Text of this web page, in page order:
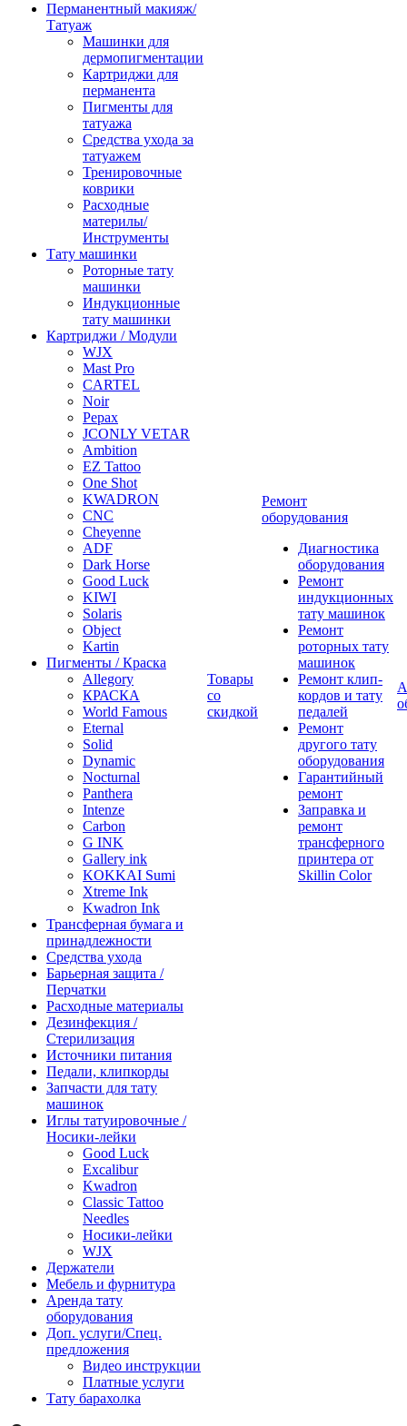
Перманентный макияж/
Татуаж
Машинки для
дермопигментации
Картриджи для
перманента
Пигменты для
татуажа
Средства ухода за
татуажем
Тренировочные
коврики
Расходные
материлы/
Инструменты
Тату машинки
Роторные тату
машинки
Индукционные
тату машинки
Картриджи / Модули
WJX
Mast Pro
CARTEL
Noir
Pepax
JCONLY VETAR
Ambition
EZ Tattoo
One Shot
KWADRON
CNC
Cheyenne
ADF
Dark Horse
Good Luck
KIWI
Solaris
Object
Kartin
Пигменты / Краска
Allegory
КРАСКА
World Famous
Eternal
Solid
Dynamic
Nocturnal
Panthera
Intenze
Carbon
G INK
Gallery ink
KOKKAI Sumi
Xtreme Ink
Kwadron Ink
Трансферная бумага и
принадлежности
Средства ухода
Барьерная защита /
Перчатки
Расходные материалы
Дезинфекция /
Стерилизация
Источники питания
Педали, клипкорды
Запчасти для тату
машинок
Иглы татуировочные /
Носики-лейки
Good Luck
Excalibur
Kwadron
Classic Tattoo
Needles
Носики-лейки
WJX
Держатели
Мебель и фурнитура
Аренда тату
оборудования
Доп. услуги/Спец.
предложения
Видео инструкции
Платные услуги
Тату барахолка
Товары
со
скидкой
Ремонт
оборудования
Диагностика
оборудования
Ремонт
индукционных
тату машинок
Ремонт
роторных тату
машинок
Ремонт клип-
кордов и тату
педалей
Ремонт
другого тату
оборудования
Гарантийный
ремонт
Заправка и
ремонт
трансферного
принтера от
Skillin Color